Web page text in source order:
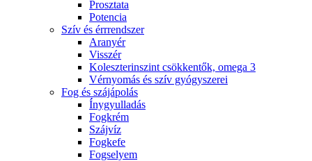
Prosztata
Potencia
Szív és érrrendszer
Aranyér
Visszér
Koleszterinszint csökkentők, omega 3
Vérnyomás és szív gyógyszerei
Fog és szájápolás
Í́nygyulladás
Fogkrém
Szájvíz
Fogkefe
Fogselyem